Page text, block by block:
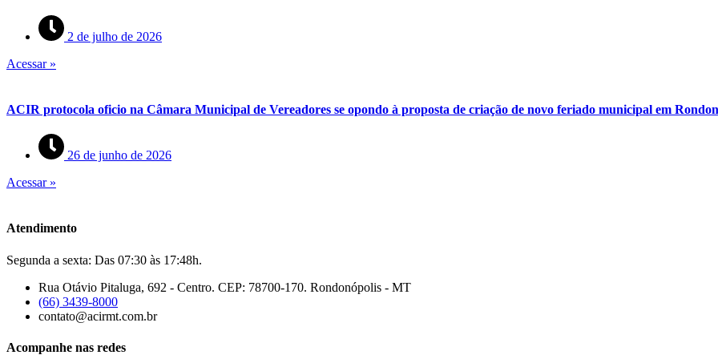
2 de julho de 2026
Acessar »
ACIR protocola oficio na Câmara Municipal de Vereadores se opondo à proposta de criação de novo feriado municipal em
26 de junho de 2026
Acessar »
Atendimento
Segunda a sexta: Das 07:30 às 17:48h.
Rua Otávio Pitaluga, 692 - Centro. CEP: 78700-170. Rondonópolis - MT
(66) 3439-8000
contato@acirmt.com.br
Acompanhe nas redes